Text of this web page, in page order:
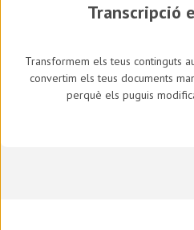
Transcripció
Transformem els teus continguts
convertim els teus documents
perquè els puguis